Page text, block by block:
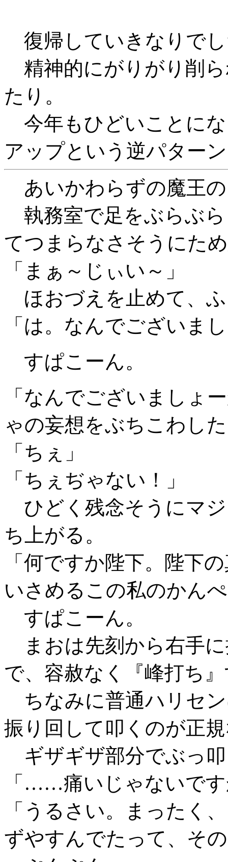
復帰していきなりで
精神的にがりがり削
たり。
今年もひどいことに
アップという逆パター
あいかわらずの魔王
執務室で足をぶらぶ
てつまらなさそうにた
「まぁ～じぃい～」
ほおづえを止めて、
「は。なんでございま
すぱこーん。
「なんでございましょ
ゃの妄想をぶちこわし
「ちぇ」
「ちぇぢゃない！」
ひどく残念そうにマ
ち上がる。
「何ですか陛下。陛下
いさめるこの私のかん
すぱこーん。
まおは先刻から右手
で、容赦なく『峰打ち
ちなみに普通ハリセ
振り回して叩くのが正
ギザギザ部分でぶっ
「……痛いじゃないで
「うるさい。まったく
ずやすんでたって、そ